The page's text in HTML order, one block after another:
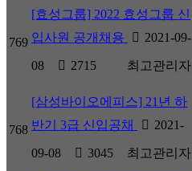
769
[효성그룹] 2022 효성그룹 신
입사원 공개채용
2021-09-
08 2715 최고관리자
768
[삼성바이오에피스] 21년 하
반기 3급 신입공채
2021-
09-08 3045 최고관리자